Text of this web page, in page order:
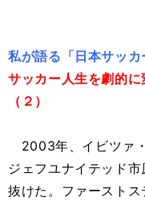
私が語る「日本サッ
サッカー人生を劇的
（２）
2003年、イビツァ
ジェフユナイテッド
抜けた。ファースト